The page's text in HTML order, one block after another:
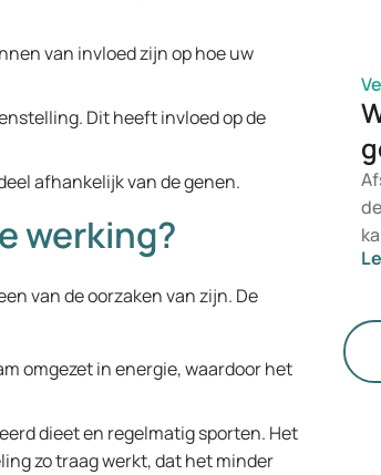
van invloed zijn op hoe uw
Dit heeft invloed op de
afhankelijk van de genen.
werking?
van de oorzaken van zijn. De
omgezet in energie, waardoor het
dieet en regelmatig sporten. Het
zo traag werkt, dat het minder